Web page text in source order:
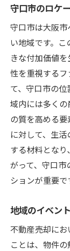
守口市のロケ
守口市は大阪
い地域です。
きな付加価値
性を重視する
て、守口市の
域内には多く
の質を高める
に対して、生
する材料とな
がって、守口
ションが重要で
地域のイベン
不動産売却に
ことは、物件